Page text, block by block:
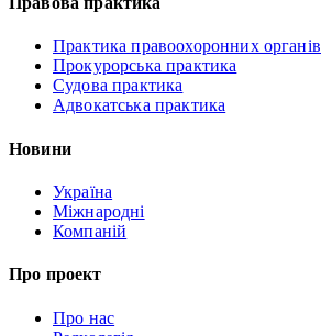
Практика правоохоронних органів
Прокурорська практика
Судова практика
Адвокатська практика
Новини
Україна
Міжнародні
Компаній
Про проект
Про нас